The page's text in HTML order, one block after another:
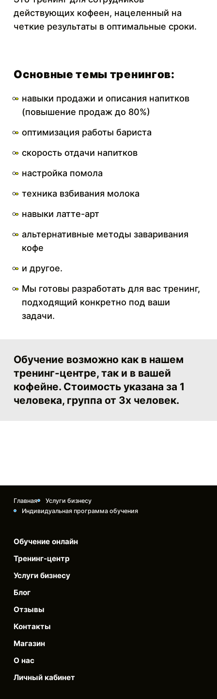
действующих кофеен, нацеленный на
четкие результаты в оптимальные сроки.
Основные темы тренингов:
навыки продажи и описания напитков
(повышение продаж до 80%)
оптимизация работы бариста
скорость отдачи напитков
настройка помола
техника взбивания молока
навыки латте-арт
альтернативные методы заваривания
кофе
и другое.
Мы готовы разработать для вас тренинг,
подходящий конкретно под ваши
задачи.
Обучение возможно как в нашем
тренинг-центре, так и в вашей
кофейне. Стоимость указана за 1
человека, группа от 3х человек.
Главная
Услуги бизнесу
Индивидуальная программа обучения
Обучение онлайн
Тренинг-центр
Услуги бизнесу
Блог
Отзывы
Контакты
Магазин
О нас
Личный кабинет